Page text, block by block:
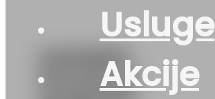
Usluge
Akcije
245/45R17
M+S PILOT-